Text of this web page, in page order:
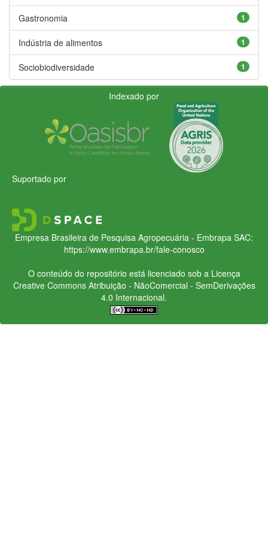
1
Gastronomia
1
Indústria de alimentos
1
Sociobiodiversidade
Indexado por
Suportado por
Empresa Brasileira de Pesquisa Agropecuária - Embrapa SAC:
https://www.embrapa.br/fale-conosco
O conteúdo do repositório está licenciado sob a Licença
Creative CommonsAtribuição - NãoComercial - SemDerivações
4.0 Internacional.